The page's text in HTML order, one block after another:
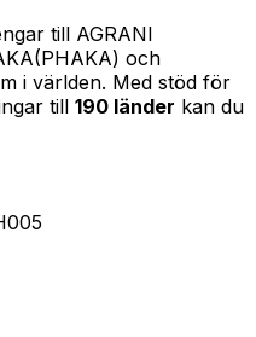
till AGRANI
och
i världen. Med stöd för
till 190 länder kan du